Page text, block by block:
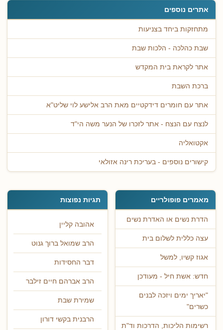
אתרים נוספים
מתחזקות ביחד בצניעות
שבת כהלכה - הלכות שבת
אתר לקראת בית המקדש
ברכת השבת
אתר עם חומרים דידקטיים מאת הרב אלישע לוי שליט"א
לנצח עם הנצח - אתר לזכרו של הנער משה הי"ד
אקטואליה
קישורים נוספים - בעריכת רינה אזולאי
מאמרים פופולריים
הדרת נשים או האדרת נשים
עצה כללית לשלום בית
אגוז קשיו, למשל
חדש: אשת חיל - מעודכן
"יאריך ימים ויזכה לבנים
כשרים"
רשימות הליכות, הדרכות וד"ת
תגיות נפוצות
אהובה קליין
הרב שמואל ברוך גנוט
דבר החסידות
הרב אברהם חיים זילבר
שמירת שבת
הרבנית בקשי דורון